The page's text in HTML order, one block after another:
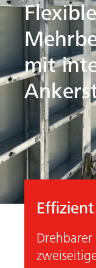
Flexible
mit